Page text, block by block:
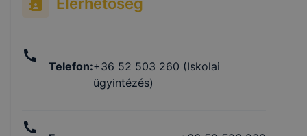
Elérhetőség
Telefon:+36 52 503 260 (Iskolai
ügyintézés)